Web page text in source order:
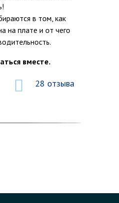
в том, как
на плате и от чего
вместе.
28 отзыва